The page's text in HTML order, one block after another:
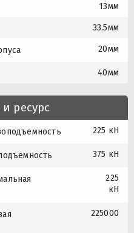
13мм
33.5мм
20мм
40мм
ресурс
225 кН
375 кН
225
кН
225000